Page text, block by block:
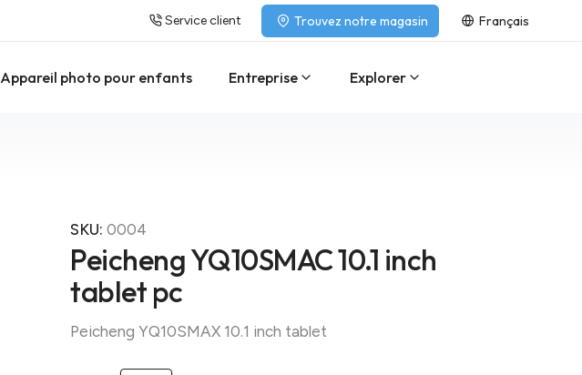
Service client Trouvez notre magasin Français
Appareil photo pour enfants Entreprise Explorer
SKU: 0004
Peicheng YQ10SMAC 10.1 inch
tablet pc
Peicheng YQ10SMAX 10.1 inch tablet